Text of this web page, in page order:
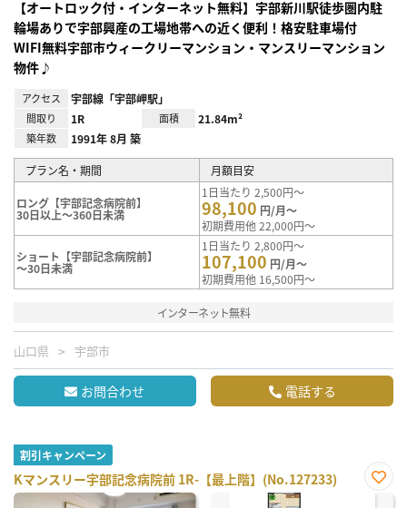
【オートロック付・インターネット無料】宇部新川駅徒歩圏内駐
輪場ありで宇部興産の工場地帯への近く便利！格安駐車場付
WIFI無料宇部市ウィークリーマンション・マンスリーマンション
物件♪
アクセス 宇部線「宇部岬駅」
間取り 1R 面積 21.84m²
築年数 1991年 8月 築
プラン名・期間 月額目安
ロング【宇部記念病院前】
30日以上～360日未満
1日当たり 2,500円～
98,100 円/月～
初期費用他 22,000円～
ショート【宇部記念病院前】
～30日未満
1日当たり 2,800円～
107,100 円/月～
初期費用他 16,500円～
インターネット無料
山口県 宇部市
お問合わせ 電話する
割引キャンペーン
Kマンスリー宇部記念病院前 1R-【最上階】(No.127233)
お気